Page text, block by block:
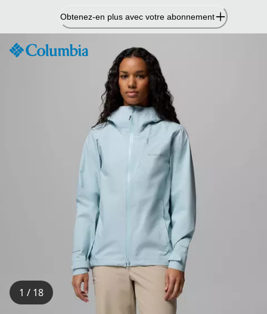
contenu
Obtenez-en plus avec votre abonnement
1 / 18